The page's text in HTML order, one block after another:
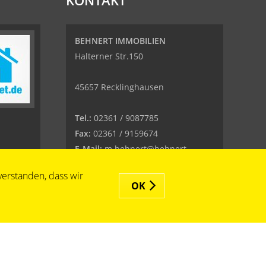
dass wir
OK
BEHNERT IMMOBILIEN
Halterner Str.150
45657 Recklinghausen
Tel.: 02361 / 9087785
Fax: 02361 / 9159674
E-Mail:m.behnert@behnert-
Web:
www.behnert-immobilien.de